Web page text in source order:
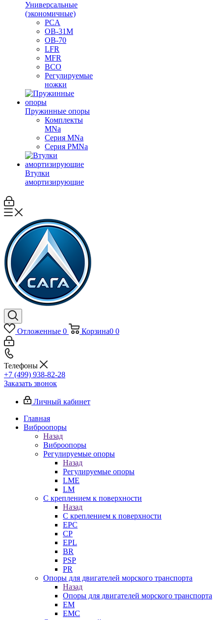
Универсальные
(экономичные)
PCA
ОВ-31М
OB-70
LFR
MFR
ВСО
Регулируемые
ножки
Пружинные опоры
Комплекты
MNa
Серия MNa
Серия PMNa
Втулки
амортизирующие
Отложенные 0 Корзина0 0
Телефоны
+7 (499) 938-82-28
Заказать звонок
Личный кабинет
Главная
Виброопоры
Назад
Виброопоры
Регулируемые опоры
Назад
Регулируемые опоры
LME
LM
С креплением к поверхности
Назад
С креплением к поверхности
EPC
CP
EPL
BR
PSP
PR
Опоры для двигателей морского транспорта
Назад
Опоры для двигателей морского транспорта
EM
EMC